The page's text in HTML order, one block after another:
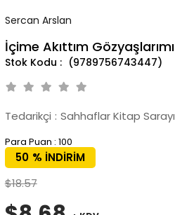
Sercan Arslan
İçime Akıttım Gözyaşlarımı
(9789756743447)
Tedarikçi : Sahhaflar Kitap Sarayı
Para Puan : 100
%
50
İNDIRIM
$18.57